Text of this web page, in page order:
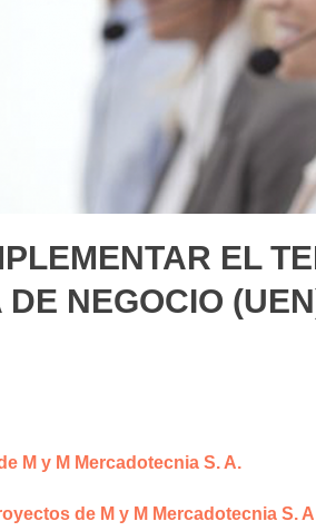
EL
NEGOCIO
M y M Mercadotecnia S. A.
de M y M Mercadotecnia S. A